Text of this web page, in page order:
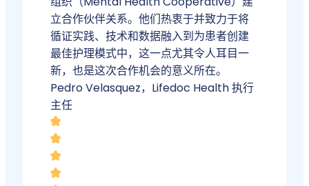
立合作伙伴关系。他们热衷于并致力于将
循证实践、技术和数据融入到为患者创建
最佳护理模式中，这一点尤其令人耳目一
新，也是这次合作机会的意义所在。
Pedro Velasquez，Lifedoc Health 执行
主任